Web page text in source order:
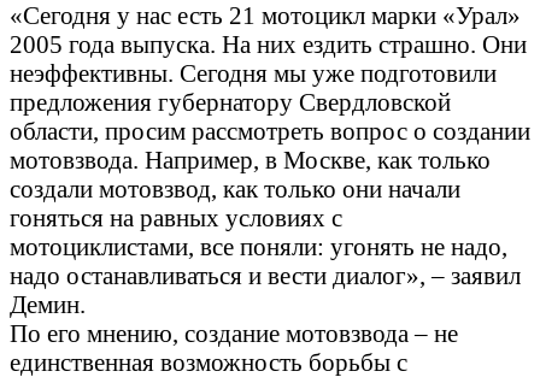
«Сегодня у нас есть 21 мотоцикл марки «Урал»
2005 года выпуска. На них ездить страшно. Они
неэффективны. Сегодня мы уже подготовили
предложения губернатору Свердловской
области, просим рассмотреть вопрос о создании
мотовзвода. Например, в Москве, как только
создали мотовзвод, как только они начали
гоняться на равных условиях с
мотоциклистами, все поняли: угонять не надо,
надо останавливаться и вести диалог», – заявил
Демин.
По его мнению, создание мотовзвода – не
единственная возможность борьбы с